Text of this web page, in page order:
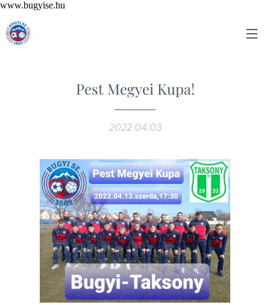
www.bugyise.hu
Pest Megyei Kupa!
2022.04.03